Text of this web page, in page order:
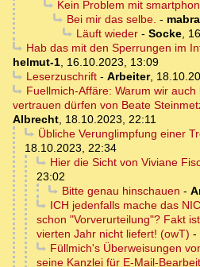
Kein Problem mit
Bei mir das selbe. -
Läuft wieder- Socke,
Hab das mit den Sperrungen im
helmut-1, 16.10.2023, 13:09
Leserzuschrift- Arbeiter,
Fuellmich-Affäre: Warum wir auch
vertrauen dürfen von Beate
Albrecht, 18.10.2023, 22:11
Übliche Verunglimpfung einer
18.10.2023, 22:34
Hier die Sicht von Viviane
23:02
Bitte genau hinschauen -
ICH jedenfalls mache das
schon "Vorverurteilung"? Fakt
vierten Jahr nicht liefert! (owT) -
Füllmich's Überweisungen
seine Kanzlei für E-Mail-